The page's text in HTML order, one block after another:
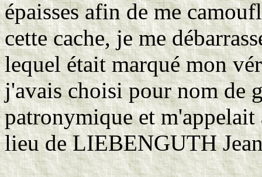
épaisses afin de me
cette cache, je me
lequel était marqué mon
j'avais choisi pour nom de
patronymique et
lieu de LIEBENGUTH